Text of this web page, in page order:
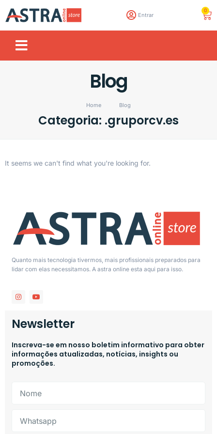
Entrar
0
Blog
Home Blog
Categoria: .gruporcv.es
It seems we can't find what you're looking for.
Quanto mais tecnologia tivermos, mais profissionais preparados para
lidar com elas necessitamos. A astra online esta aqui para isso.
Newsletter
Inscreva-se em nosso boletim informativo para obter
informações atualizadas, notícias, insights ou
promoções.